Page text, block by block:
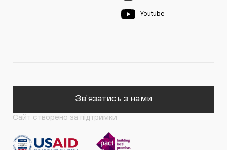
Youtube
Зв'язатись з нами
Сайт створено за підтримки